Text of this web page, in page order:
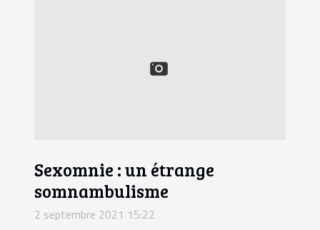
Sexomnie : un étrange
somnambulisme
2 septembre 2021 15:22